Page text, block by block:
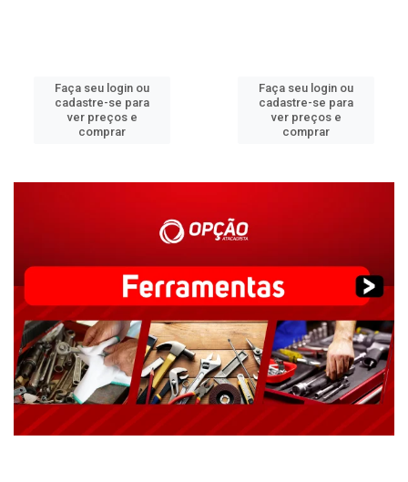
Faça seu login ou
cadastre-se para
ver preços e
comprar
Faça seu login ou
cadastre-se para
ver preços e
comprar